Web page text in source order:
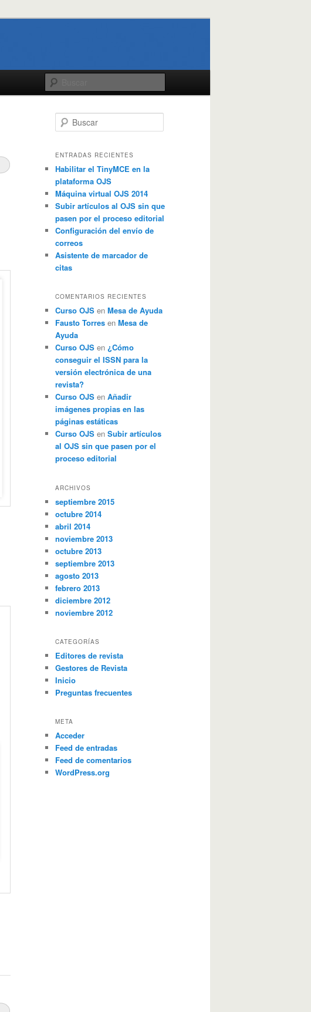
u
c
r
ENTRADAS RECIENTES
Habilitar el TinyMCE en la
plataforma OJS
Máquina virtual OJS 2014
Subir artículos al OJS sin que
pasen por el proceso editorial
Configuración del envío de
correos
Asistente de marcador de
citas
COMENTARIOS RECIENTES
Curso OJS en Mesa de Ayuda
Fausto Torres en Mesa de
Ayuda
Curso OJS en ¿Cómo
conseguir el ISSN para la
versión electrónica de una
revista?
Curso OJS en Añadir
imágenes propias en las
páginas estáticas
Curso OJS en Subir artículos
al OJS sin que pasen por el
proceso editorial
ARCHIVOS
septiembre 2015
octubre 2014
abril 2014
noviembre 2013
octubre 2013
septiembre 2013
agosto 2013
febrero 2013
diciembre 2012
noviembre 2012
CATEGORÍAS
Editores de revista
Gestores de Revista
Inicio
Preguntas frecuentes
META
Acceder
Feed de entradas
Feed de comentarios
WordPress.org